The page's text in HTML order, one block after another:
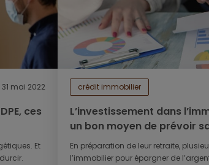
31 mai 2022
ces
Et
crédit immobilier
L’investissement dans
un bon moyen de prévoir
En préparation de leur retraite,
l’immobilier pour épargner de